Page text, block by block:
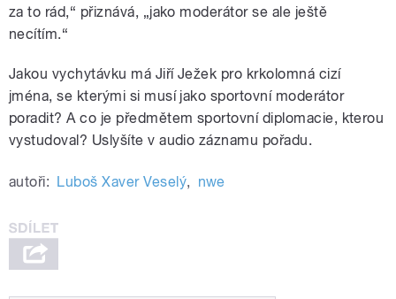
za to rád,“ přiznává, „jako moderátor se ale ještě
necítím.“
Jakou vychytávku má Jiří Ježek pro krkolomná cizí
jména, se kterými si musí jako sportovní moderátor
poradit? A co je předmětem sportovní diplomacie, kterou
vystudoval? Uslyšíte v audio záznamu pořadu.
autoři: Luboš Xaver Veselý, nwe